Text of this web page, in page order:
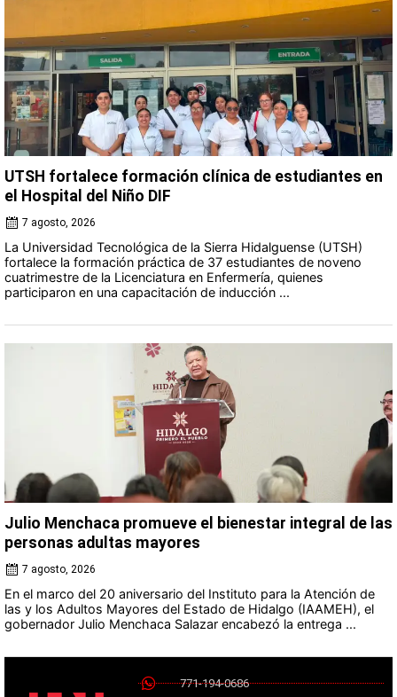
UTSH fortalece formación clínica de estudiantes en
el Hospital del Niño DIF
7 agosto, 2026
La Universidad Tecnológica de la Sierra Hidalguense (UTSH)
fortalece la formación práctica de 37 estudiantes de noveno
cuatrimestre de la Licenciatura en Enfermería, quienes
participaron en una capacitación de inducción ...
Julio Menchaca promueve el bienestar integral de las
personas adultas mayores
7 agosto, 2026
En el marco del 20 aniversario del Instituto para la Atención de
las y los Adultos Mayores del Estado de Hidalgo (IAAMEH), el
gobernador Julio Menchaca Salazar encabezó la entrega ...
771-194-0686